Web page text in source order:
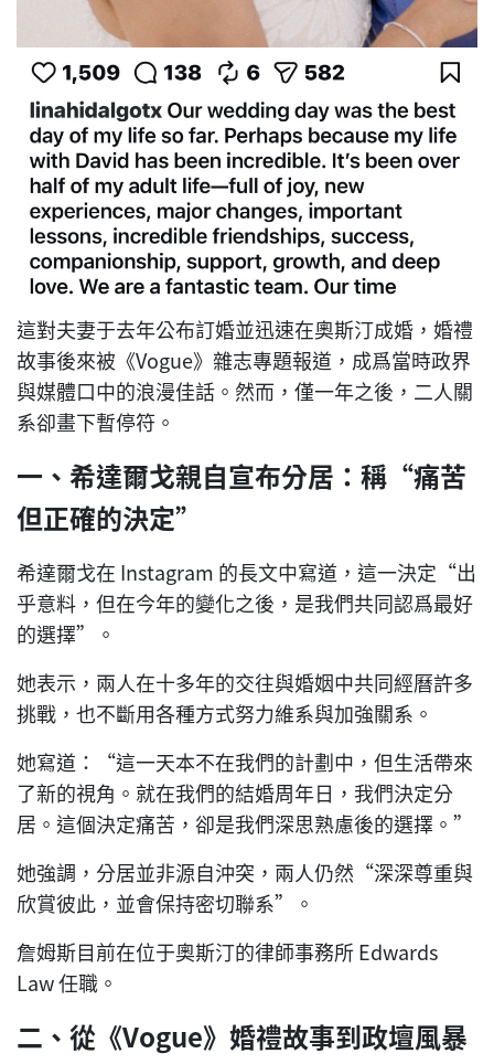
這對夫妻于去年公布訂婚並迅速在奧斯汀成婚，婚禮
故事後來被《Vogue》雜志專題報道，成爲當時政界
與媒體口中的浪漫佳話。然而，僅一年之後，二人關
系卻畫下暫停符。
一、希達爾戈親自宣布分居：稱“痛苦
但正確的決定”
希達爾戈在 Instagram 的長文中寫道，這一決定“出
乎意料，但在今年的變化之後，是我們共同認爲最好
的選擇”。
她表示，兩人在十多年的交往與婚姻中共同經曆許多
挑戰，也不斷用各種方式努力維系與加強關系。
她寫道：“這一天本不在我們的計劃中，但生活帶來
了新的視角。就在我們的結婚周年日，我們決定分
居。這個決定痛苦，卻是我們深思熟慮後的選擇。”
她強調，分居並非源自沖突，兩人仍然“深深尊重與
欣賞彼此，並會保持密切聯系”。
詹姆斯目前在位于奧斯汀的律師事務所 Edwards
Law 任職。
二、從《Vogue》婚禮故事到政壇風暴